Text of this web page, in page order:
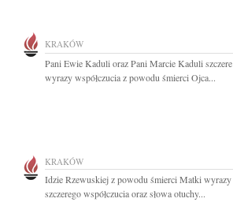
KRAKÓW
Pani Ewie Kaduli oraz Pani Marcie Kaduli szczere
wyrazy współczucia z powodu śmierci Ojca...
KRAKÓW
Idzie Rzewuskiej z powodu śmierci Matki wyrazy
szczerego współczucia oraz słowa otuchy...